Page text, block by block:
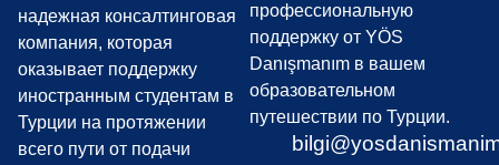
надежная консалтинговая
компания, которая
оказывает поддержку
иностранным студентам в
Турции на протяжении
всего пути от подачи
профессиональную
поддержку от YÖS
Danışmanım в вашем
образовательном
путешествии по Турции.